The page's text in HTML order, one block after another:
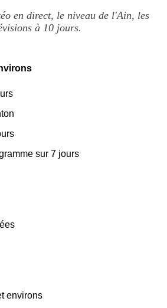
en direct, le niveau de l'Ain, les
à 10 jours.
sur 7 jours
environs